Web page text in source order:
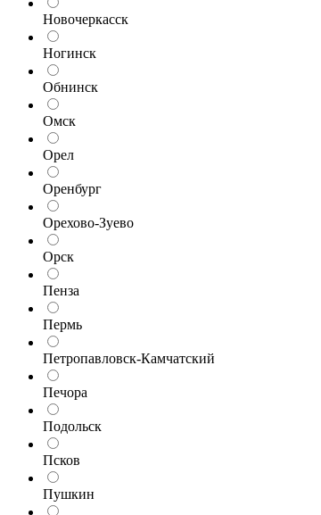
Новочеркасск
Ногинск
Обнинск
Омск
Орел
Оренбург
Орехово-Зуево
Орск
Пенза
Пермь
Петропавловск-Камчатский
Печора
Подольск
Псков
Пушкин